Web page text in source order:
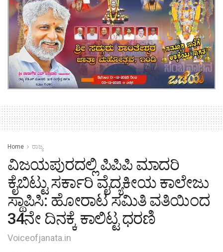
Home ರಾಜ್ಯ
ವಿಜಯಪುರದಲ್ಲಿ ಪಿಪಿಪಿ ಮಾದರಿ
ಕೈಬಿಟ್ಟು ಸರ್ಕಾರಿ ವೈದ್ಯಕೀಯ ಕಾಲೇಜು
ಸ್ಥಾಪಿಸಿ: ಹೋರಾಟ ಸಮಿತಿ ವತಿಯಿಂದ
34ನೇ ದಿನಕ್ಕೆ ಕಾಲಿಟ್ಟ ಧರಣಿ
Voiceofjanata.in